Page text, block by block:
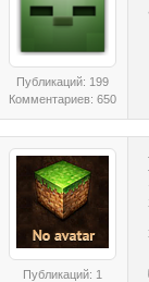
Публикаций: 199
Комментариев: 650
Публикаций: 1